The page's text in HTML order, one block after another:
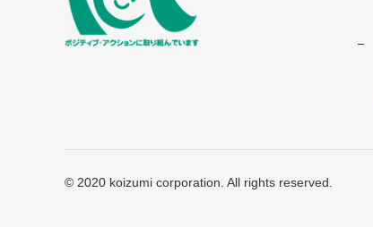
© 2020 koizumi corporation. All rights reserved.